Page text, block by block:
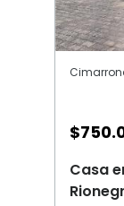
$
Casa